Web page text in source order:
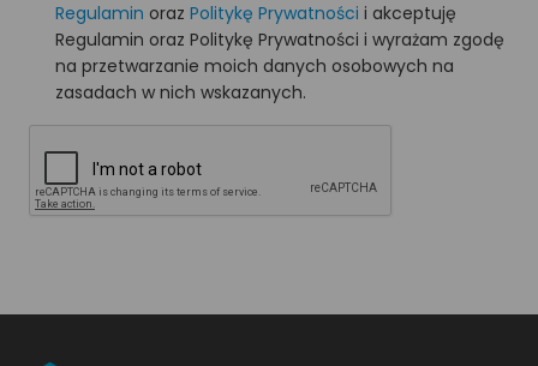
Regulamin oraz Politykę Prywatności i akceptuję
Regulamin oraz Politykę Prywatności i wyrażam zgodę
na przetwarzanie moich danych osobowych na
zasadach w nich wskazanych.